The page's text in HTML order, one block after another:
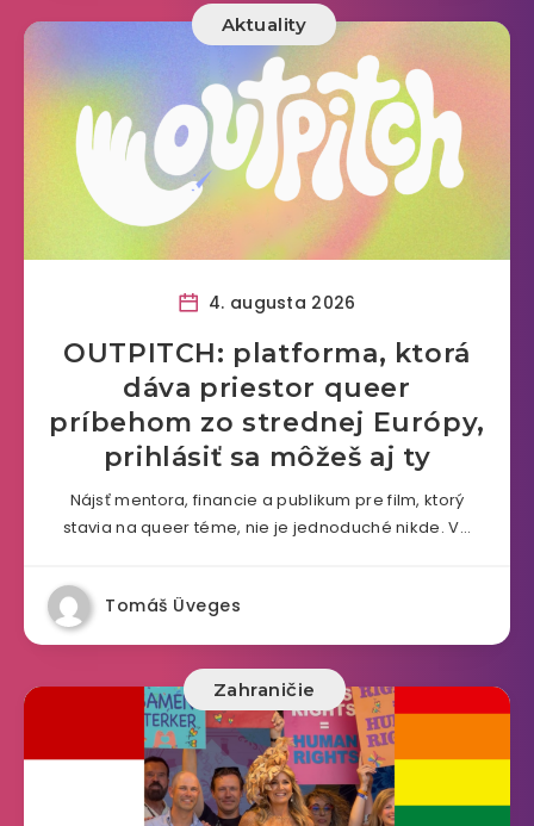
Aktuality
4. augusta 2026
OUTPITCH: platforma, ktorá
dáva priestor queer
príbehom zo strednej Európy,
prihlásiť sa môžeš aj ty
Nájsť mentora, financie a publikum pre film, ktorý
stavia na queer téme, nie je jednoduché nikde. V…
Tomáš Üveges
Zahraničie